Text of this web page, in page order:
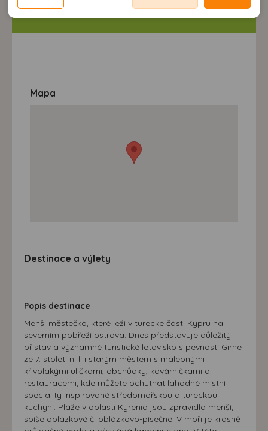
Mapa
Destinace a výlety
Popis destinace
Menší městečko, které leží v turecké části Kypru na
severním pobřeží ostrova. Dnes představuje důležitý
přístav a významné turistické letovisko s pevností Girne
ze 7. století n. l. i starým městem s malebnými
křivolakými uličkami, obchůdky, kavárničkami a
restauracemi, kde můžete ochutnat lahodné místní
speciality inspirované středomořskou a tureckou
kuchyní. Pláže v oblasti Kyrenia jsou zpravidla menší,
spíše oblázkové či oblázkovo-písečné. V moři je krásně
možnost analýzy výkonu a optimalizace našeho webu.
neodpovídající Vaším potřebám, méně užitečné nabídce či
doporučení.
zobrazování relevantní reklamy nebo obsahu jak na
přizpůsobených Vašim zájmům.